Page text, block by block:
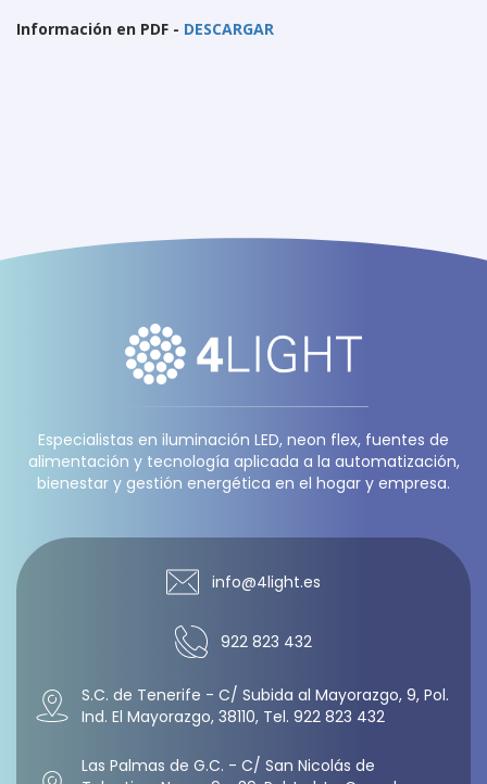
Información en PDF - DESCARGAR
Especialistas en iluminación LED, neon flex, fuentes de
alimentación y tecnología aplicada a la automatización,
bienestar y gestión energética en el hogar y empresa.
info@4light.es
922 823 432
S.C. de Tenerife - C/ Subida al Mayorazgo, 9, Pol.
Ind. El Mayorazgo, 38110, Tel. 922 823 432
Las Palmas de G.C. - C/ San Nicolás de